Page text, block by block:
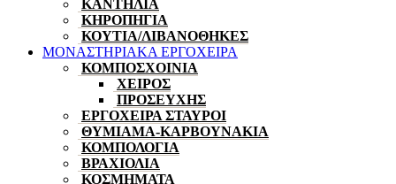
ΚΑΝΤΗΛΙΑ
ΚΗΡΟΠΗΓΙΑ
ΚΟΥΤΙΑ/ΛΙΒΑΝΟΘΗΚΕΣ
ΜΟΝΑΣΤΗΡΙΑΚΑ ΕΡΓΟΧΕΙΡΑ
ΚΟΜΠΟΣΧΟΙΝΙΑ
ΧΕΙΡΟΣ
ΠΡΟΣΕΥΧΗΣ
ΕΡΓΟΧΕΙΡΑ ΣΤΑΥΡΟΙ
ΘΥΜΙΑΜΑ-ΚΑΡΒΟΥΝΑΚΙΑ
ΚΟΜΠΟΛΟΓΙΑ
ΒΡΑΧΙΟΛΙΑ
ΚΟΣΜΗΜΑΤΑ